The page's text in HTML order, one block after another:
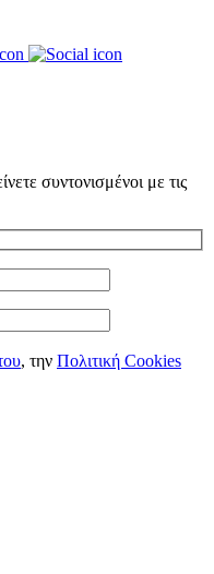
συντονισμένοι με τις
, την Πολιτική Cookies